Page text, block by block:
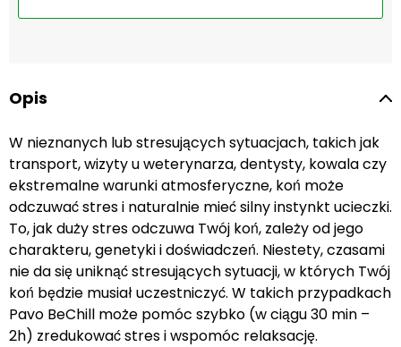
Opis
W nieznanych lub stresujących sytuacjach, takich jak
transport, wizyty u weterynarza, dentysty, kowala czy
ekstremalne warunki atmosferyczne, koń może
odczuwać stres i naturalnie mieć silny instynkt ucieczki.
To, jak duży stres odczuwa Twój koń, zależy od jego
charakteru, genetyki i doświadczeń. Niestety, czasami
nie da się uniknąć stresujących sytuacji, w których Twój
koń będzie musiał uczestniczyć. W takich przypadkach
Pavo BeChill może pomóc szybko (w ciągu 30 min –
2h) zredukować stres i wspomóc relaksację.